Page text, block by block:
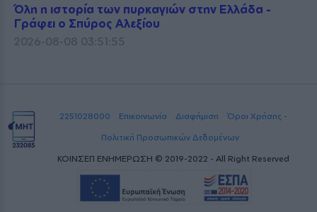
Όλη η ιστορία των πυρκαγιών στην Ελλάδα -
Γράφει ο Σπύρος Αλεξίου
2026-08-08 03:51:55
2251028000 Επικοινωνία Διαφήμιση
Όροι Χρήσης -
Πολιτική Προσωπικών Δεδομένων
ΚΟΙΝΣΕΠ ΕΝΗΜΕΡΩΣΗ © 2019-2022 - All Right Reserved